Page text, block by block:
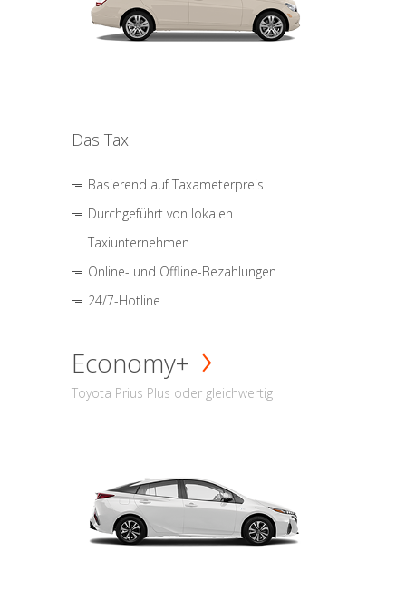
Das Taxi
Basierend auf Taxameterpreis
Durchgeführt von lokalen
Taxiunternehmen
Online- und Offline-Bezahlungen
24/7-Hotline
Economy+
Toyota Prius Plus oder gleichwertig